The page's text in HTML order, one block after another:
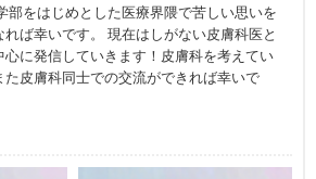
部をはじめとした医療界隈で苦しい思いを
れば幸いです。 現在はしがない皮膚科医と
心に発信していきます！皮膚科を考えてい
た皮膚科同士での交流ができれば幸いで